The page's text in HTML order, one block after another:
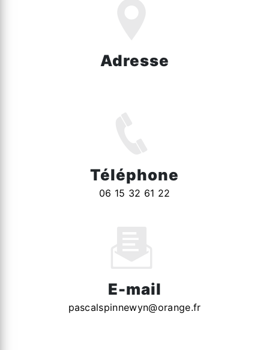
Adresse
Téléphone
06 15 32 61 22
E-mail
pascalspinnewyn@orange.fr